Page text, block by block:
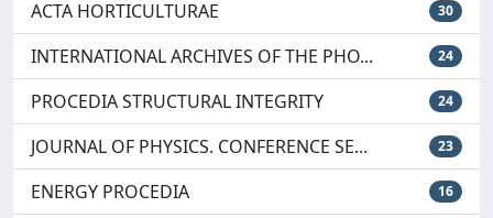
ACTA HORTICULTURAE 30
INTERNATIONAL ARCHIVES OF THE PHO... 24
PROCEDIA STRUCTURAL INTEGRITY 24
JOURNAL OF PHYSICS. CONFERENCE SE... 23
ENERGY PROCEDIA 16